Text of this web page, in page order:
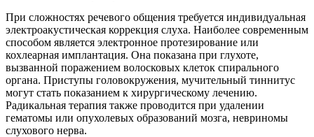
При сложностях речевого общения требуется индивидуальная
электроакустическая коррекция слуха. Наиболее современным
способом является электронное протезирование или
кохлеарная имплантация. Она показана при глухоте,
вызванной поражением волосковых клеток спирального
органа. Приступы головокружения, мучительный тиннитус
могут стать показанием к хирургическому лечению.
Радикальная терапия также проводится при удалении
гематомы или опухолевых образований мозга, невриномы
слухового нерва.